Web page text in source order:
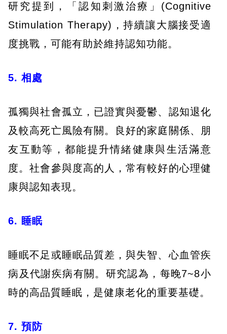
研究提到，「認知刺激治療」(Cognitive
Stimulation Therapy)，持續讓大腦接受適
度挑戰，可能有助於維持認知功能。
5. 相處
孤獨與社會孤立，已證實與憂鬱、認知退化
及較高死亡風險有關。良好的家庭關係、朋
友互動等，都能提升情緒健康與生活滿意
度。社會參與度高的人，常有較好的心理健
康與認知表現。
6. 睡眠
睡眠不足或睡眠品質差，與失智、心血管疾
病及代謝疾病有關。研究認為，每晚7~8小
時的高品質睡眠，是健康老化的重要基礎。
7. 預防